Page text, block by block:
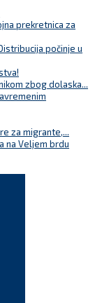
prekretnica za
počinje u
zbog dolaska...
za migrante,...
na Veljem brdu